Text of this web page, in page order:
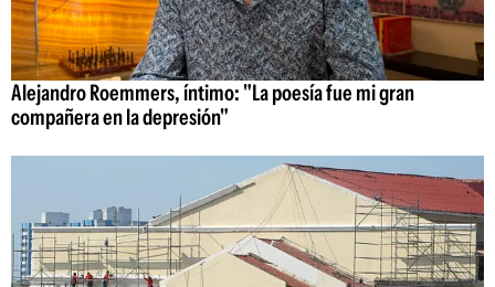
Alejandro Roemmers, íntimo: "La poesía fue mi gran
compañera en la depresión"